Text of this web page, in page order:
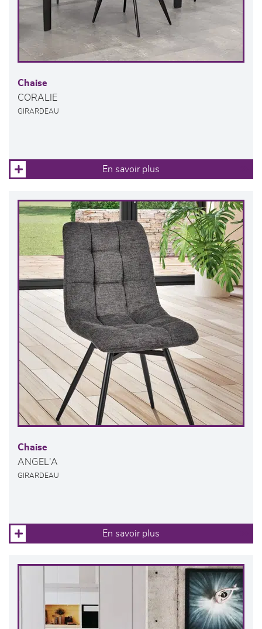
Chaise
CORALIE
GIRARDEAU
En savoir plus
Chaise
ANGEL'A
GIRARDEAU
En savoir plus